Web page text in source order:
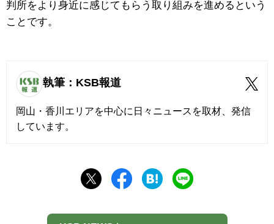
判所をより身近に感じてもらう取り組みを進めるという
ことです。
執筆：KSB報道
岡山・香川エリアを中心に日々ニュースを取材、発信
しています。